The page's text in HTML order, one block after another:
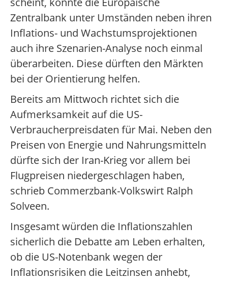
Zentralbank unter Umständen neben ihren
Inflations- und Wachstumsprojektionen
auch ihre Szenarien-Analyse noch einmal
überarbeiten. Diese dürften den Märkten
bei der Orientierung helfen.
Bereits am Mittwoch richtet sich die
Aufmerksamkeit auf die US-
Verbraucherpreisdaten für Mai. Neben den
Preisen von Energie und Nahrungsmitteln
dürfte sich der Iran-Krieg vor allem bei
Flugpreisen niedergeschlagen haben,
schrieb Commerzbank-Volkswirt Ralph
Solveen.
Insgesamt würden die Inflationszahlen
sicherlich die Debatte am Leben erhalten,
ob die US-Notenbank wegen der
Inflationsrisiken die Leitzinsen anhebt,